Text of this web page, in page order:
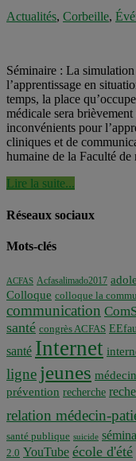
Actualités, Corbeille,
Séminaire : La
l’apprentissage en
temps, la place
médicale sera brièvement
inconvénients pour
cliniques et de
humaine de la Faculté de
Lire la suite...
Réseaux sociaux
Mots-clés
ACFAS Acfasalimado2017
Colloque colloque la
communication
santé congrès ACFAS
santé Internet
ligne jeunes médecin
prévention recherche
relation médecin-
santé publique suicide
2.0 YouTube école d'été